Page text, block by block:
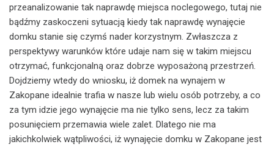
przeanalizowanie tak naprawdę miejsca noclegowego, tutaj nie
bądźmy zaskoczeni sytuacją kiedy tak naprawdę wynajęcie
domku stanie się czymś nader korzystnym. Zwłaszcza z
perspektywy warunków które udaje nam się w takim miejscu
otrzymać, funkcjonalną oraz dobrze wyposażoną przestrzeń.
Dojdziemy wtedy do wniosku, iż domek na wynajem w
Zakopane idealnie trafia w nasze lub wielu osób potrzeby, a co
za tym idzie jego wynajęcie ma nie tylko sens, lecz za takim
posunięciem przemawia wiele zalet. Dlatego nie ma
jakichkolwiek wątpliwości, iż wynajęcie domku w Zakopane jest